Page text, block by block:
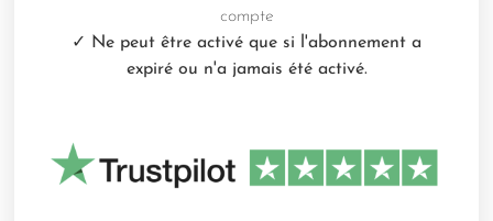
compte
✓ Ne peut être activé que si l'abonnement a
expiré ou n'a jamais été activé.